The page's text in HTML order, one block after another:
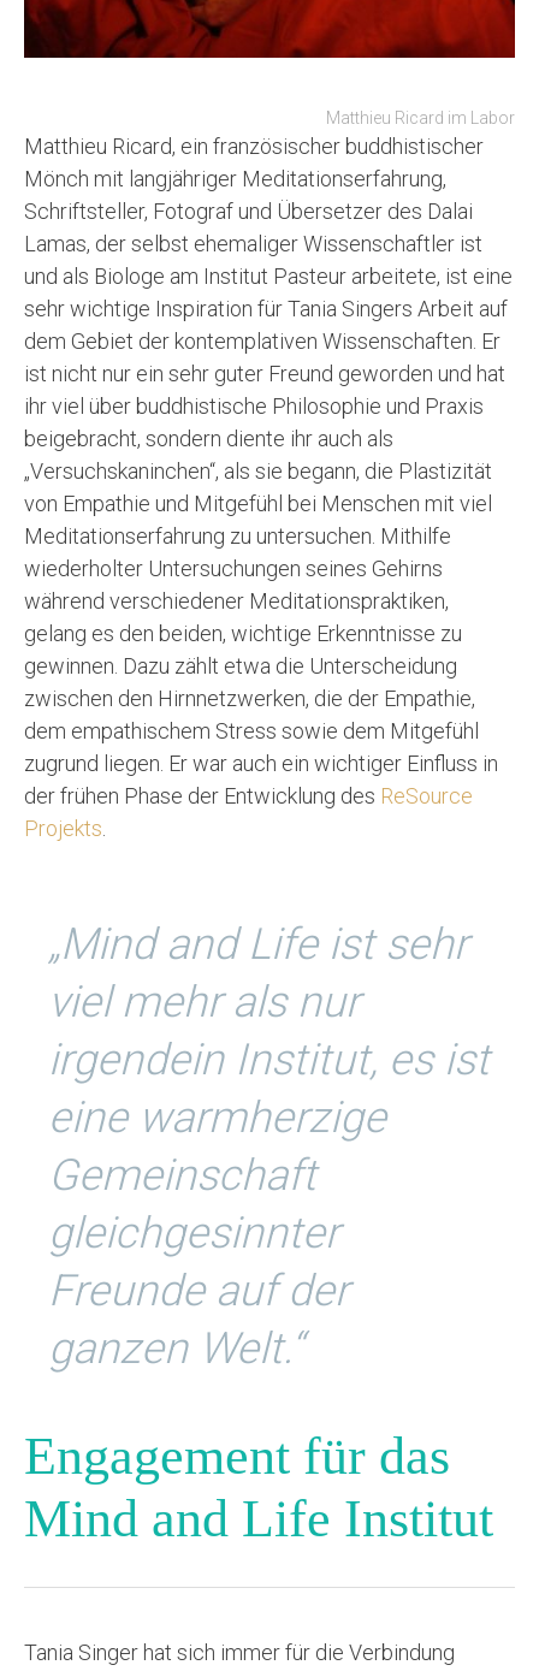
Matthieu Ricard im Labor
Matthieu Ricard, ein französischer buddhistischer
Mönch mit langjähriger Meditationserfahrung,
Schriftsteller, Fotograf und Übersetzer des Dalai
Lamas, der selbst ehemaliger Wissenschaftler ist
und als Biologe am Institut Pasteur arbeitete, ist eine
sehr wichtige Inspiration für Tania Singers Arbeit auf
dem Gebiet der kontemplativen Wissenschaften. Er
ist nicht nur ein sehr guter Freund geworden und hat
ihr viel über buddhistische Philosophie und Praxis
beigebracht, sondern diente ihr auch als
„Versuchskaninchen“, als sie begann, die Plastizität
von Empathie und Mitgefühl bei Menschen mit viel
Meditationserfahrung zu untersuchen. Mithilfe
wiederholter Untersuchungen seines Gehirns
während verschiedener Meditationspraktiken,
gelang es den beiden, wichtige Erkenntnisse zu
gewinnen. Dazu zählt etwa die Unterscheidung
zwischen den Hirnnetzwerken, die der Empathie,
dem empathischem Stress sowie dem Mitgefühl
zugrund liegen. Er war auch ein wichtiger Einfluss in
der frühen Phase der Entwicklung des ReSource
Projekts.
„Mind and Life ist sehr
viel mehr als nur
irgendein Institut, es ist
eine warmherzige
Gemeinschaft
gleichgesinnter
Freunde auf der
ganzen Welt.“
Engagement für das
Mind and Life Institut
Tania Singer hat sich immer für die Verbindung